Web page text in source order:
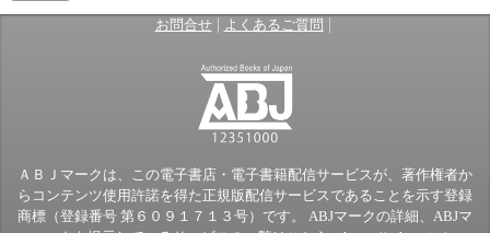
お問合せ| よくあるご質問 |
ＡＢＪマークは、この電子書店・電子書籍配信サービスが、著作権者か
らコンテンツ使用許諾を得た正規版配信サービスであることを示す登録
商標（登録番号 第６０９１７１３号）です。 ABJマークの詳細、ABJマ